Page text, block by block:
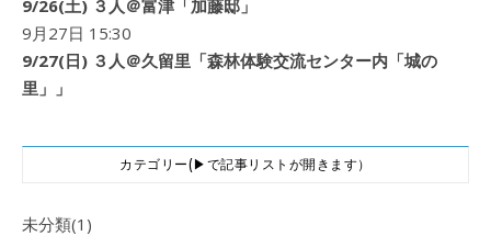
9/26(土) ３人＠富津「加藤邸」
9月27日 15:30
9/27(日) ３人＠久留里「森林体験交流センター内「城の
里」」
カテゴリー(▶で記事リストが開きます）
未分類(1)